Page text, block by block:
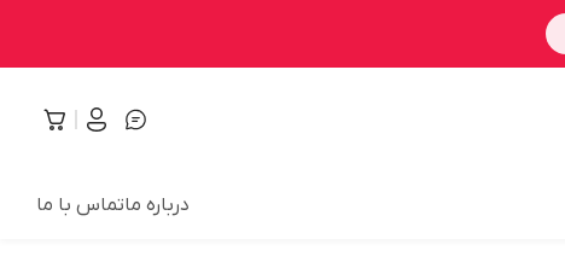
درباره ماتماس با ما